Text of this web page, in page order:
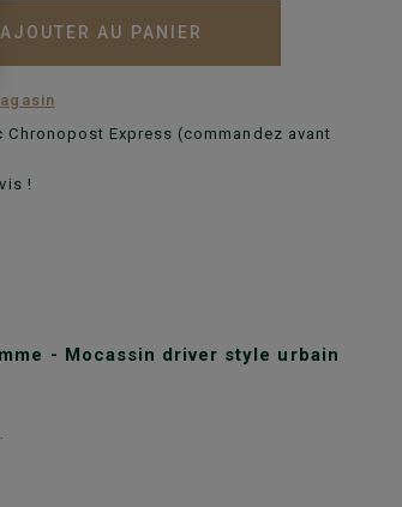
AJOUTER AU PANIER
Chronopost Express (commandez avant
!
- Mocassin driver style urbain